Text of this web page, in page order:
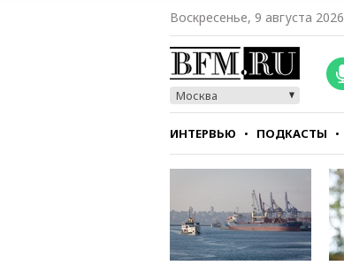
Воскресенье, 9 августа 2026
Москва
ИНТЕРВЬЮ ПОДКАСТЫ
СТИЛЬ ТЕСТЫ